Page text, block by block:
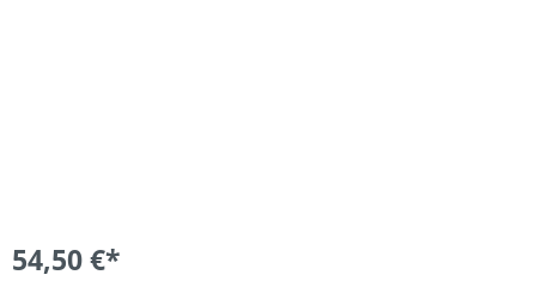
54,50 €*